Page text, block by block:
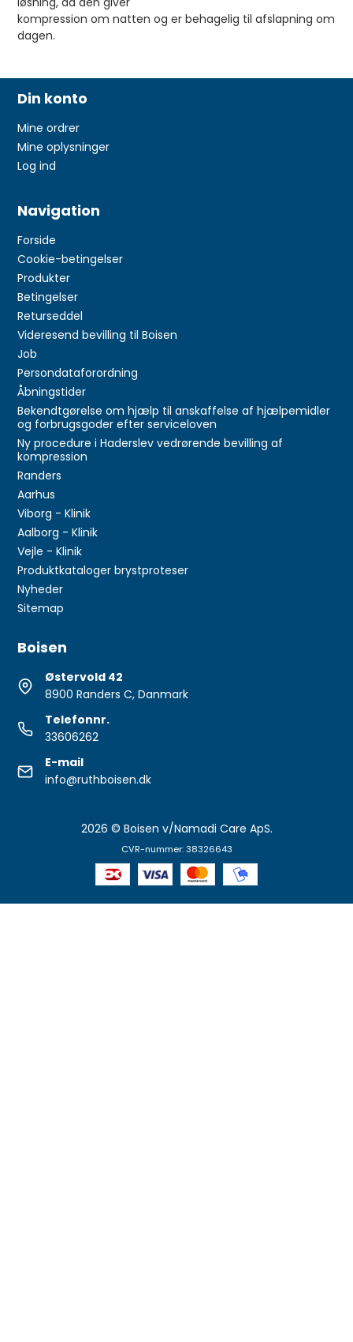
kompression om natten og er behagelig til afslapning om
dagen.
Din konto
Mine ordrer
Mine oplysninger
Log ind
Navigation
Forside
Cookie-betingelser
Produkter
Betingelser
Returseddel
Videresend bevilling til Boisen
Job
Persondataforordning
Åbningstider
Bekendtgørelse om hjælp til anskaffelse af hjælpemidler
og forbrugsgoder efter serviceloven
Ny procedure i Haderslev vedrørende bevilling af
kompression
Randers
Aarhus
Viborg - Klinik
Aalborg - Klinik
Vejle - Klinik
Produktkataloger brystproteser
Nyheder
Sitemap
Boisen
Østervold 42
8900 Randers C, Danmark
Telefonnr.
33606262
E-mail
info@ruthboisen.dk
2026 © Boisen v/Namadi Care ApS.
CVR-nummer: 38326643